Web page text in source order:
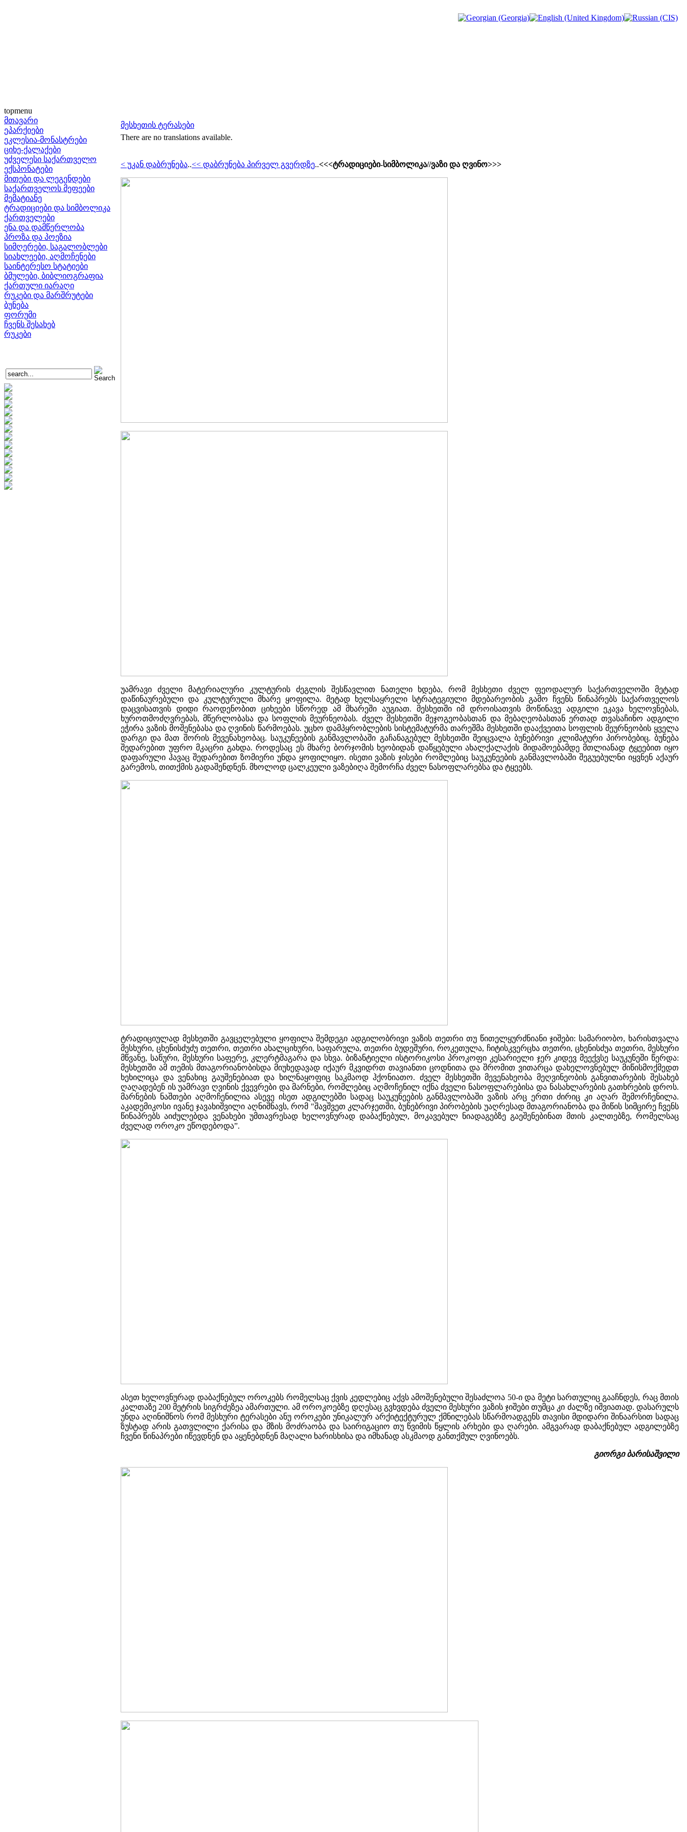
topmenu
მთავარი
ეპარქიები
ეკლესია-მონასტრები
ციხე-ქალაქები
უძველესი საქართველო
ექსპონატები
მითები და ლეგენდები
საქართველოს მეფეები
მემატიანე
ტრადიციები და სიმბოლიკა
ქართველები
ენა და დამწერლობა
პროზა და პოეზია
სიმღერები, საგალობლები
სიახლეები, აღმოჩენები
საინტერესო სტატიები
ბმულები, ბიბლიოგრაფია
ქართული იარაღი
რუკები და მარშრუტები
ბუნება
ფორუმი
ჩვენს შესახებ
რუკები
მესხეთის ტერასები
There are no translations available.
< უკან დაბრუნება..<< დაბრუნება პირველ გვერდზე..<<<ტრადიციები-სიმბოლიკა//ვაზი და ღვინო>>>
უამრავი ძველი მატერიალური კულტურის ძეგლის შესწავლით ნათელი ხდება, რომ მესხეთი ძველ ფეოდალურ საქართველოში მეტად
დაწინაურებული და კულტურული მხარე ყოფილა. მეტად ხელსაყრელი სტრატეგიული მდებარეობის გამო ჩვენს წინაპრებს საქართველოს
დაცვისათვის დიდი რაოდენობით ციხეები სწორედ ამ მხარეში აუგიათ. მესხეთში იმ დროისათვის მოწინავე ადგილი ეკავა ხელოვნებას,
ხუროთმოძღვრებას, მწერლობასა და სოფლის მეურნეობას. ძველ მესხეთში მეჯოგეობასთან და მებაღეობასთან ერთად თვასაჩინო ადგილი
ეჭირა ვაზის მოშენებასა და ღვინის წარმოებას. უცხო დამპყრობლების სისტემატურმა თარეშმა მესხეთში დააქვეითა სოფლის მეურნეობის ყველა
დარგი და მათ შორის მევენახეობაც. საუკუნეების განმავლობაში გაჩანაგებულ მესხეთში შეიცვალა ბუნებრივი კლიმატური პირობებიც. ბუნება
შედარებით უფრო მკაცრი გახდა. როდესაც ეს მხარე ბორჯომის ხეობიდან დაწყებული ახალქალაქის მიდამოებამდე მთლიანად ტყეებით იყო
დაფარული ჰავაც შედარებით ზომიერი უნდა ყოფილიყო. ისეთი ვაზის ჯისები რომლებიც საუკუნეების განმავლობაში შეგუებულნი იყვნენ აქაურ
გარემოს, თითქმის გადაშენდნენ. მხოლოდ ცალკეული ვაზებიღა შემორჩა ძველ ნასოფლარებსა და ტყეებს.
ტრადიციულად მესხეთში გავცელებული ყოფილა შემდეგი ადგილობრივი ვაზის თეთრი თუ წითელყურძნიანი ჯიშები: სამარიობო, ხარისთვალა
მესხური, ცხენისძუძუ თეთრი, თეთრი ახალციხური, საფარულა, თეთრი ბუდეშური, როკეთულა, ჩიტისკვერცხა თეთრი, ცხენისძუა თეთრი, მესხური
მწვანე, საწური, მესხური საფერე, კლერტმაგარა და სხვა. ბიზანტიელი ისტორიკოსი პროკოფი კესარიელი ჯერ კიდევ მეექვსე საუკუნეში წერდა:
მესხეთში ამ თემის მთაგორიანობისდა მიუხედავად იქაურ მკვიდრთ თავიანთი ცოდნითა და შრომით ვითარცა დახელოვნებულ მიწისმოქმედთ
ხეხილიცა და ვენახიც გაუშენებიათ და ხილნაყოფიც საკმაოდ ჰქონიათო. ძველ მესხეთში მევენახეობა მეღვინეობის განვითარების შესახებ
ღაღადებენ ის უამრავი ღვინის ქვევრები და მარნები, რომლებიც აღმოჩენილ იქნა ძველი ნასოფლარებისა და ნასახლარების გათხრების დროს.
მარნების ნაშთები აღმოჩენილია ასევე ისეთ ადგილებში სადაც საუკუნეების განმავლობაში ვაზის არც ერთი ძირიც კი აღარ შემორჩენილა.
აკადემიკოსი ივანე ჯავახიშვილი აღნიშნავს, რომ "შავშვეთ კლარჯეთში, ბუნებრივი პირობების უაღრესად მთაგორიანობა და მიწის სიმცირე ჩვენს
წინაპრებს აიძულებდა ვენახები უმთავრესად ხელოვნურად დაბაქნებულ, მოკავებულ ნიადაგებზე გაეშენებინათ მთის კალთებზე, რომელსაც
ძველად ოროკო ეწოდებოდა”.
ასეთ ხელოვნურად დაბაქნებულ ოროკებს რომელსაც ქვის კედლებიც აქვს ამოშენებული შესაძლოა 50-ი და მეტი სართულიც გააჩნდეს, რაც მთის
კალთაზე 200 მეტრის სიგრძეზეა ამართული. ამ ოროკოებზე დღესაც გვხვდება ძველი მესხური ვაზის ჯიშები თუმცა კი ძალზე იშვიათად. დასარულს
უნდა აღინიშნოს რომ მესხური ტერასები ანუ ოროკები უნიკალურ არქიტექტურულ ქმნილებას სწარმოადგენს თავისი მდიდარი შინაარსით სადაც
ზუსტად არის გათვლილი ქარისა და მზის მოძრაობა და საირიგაციო თუ წვიმის წყლის არხები და ღარები. ამგვარად დაბაქნებულ ადგილებზე
ჩვენი წინაპრები იწევდნენ და აყენებდნენ მაღალი ხარისხისა და იმხანად ასკმაოდ განთქმულ ღვინოებს.
გიორგი ბარისაშვილი